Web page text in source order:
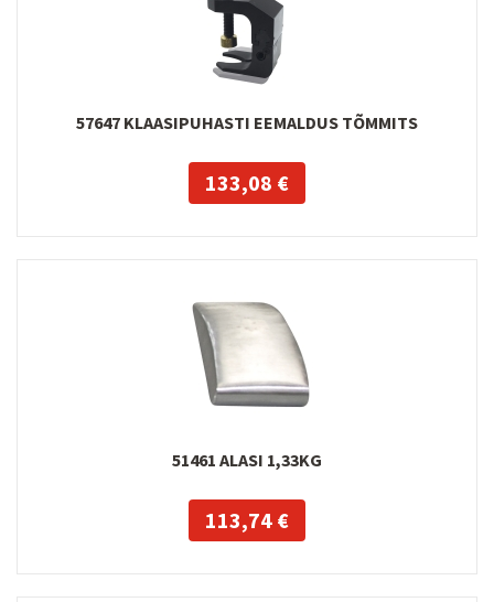
57647 KLAASIPUHASTI EEMALDUS TÕMMITS
133,08 €
51461 ALASI 1,33KG
113,74 €